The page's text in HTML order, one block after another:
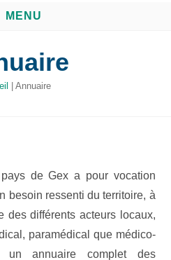
MENU
| Annuaire
de Gex a pour vocation
besoin ressenti du territoire, à
des différents acteurs locaux,
paramédical que médico-
un annuaire complet des